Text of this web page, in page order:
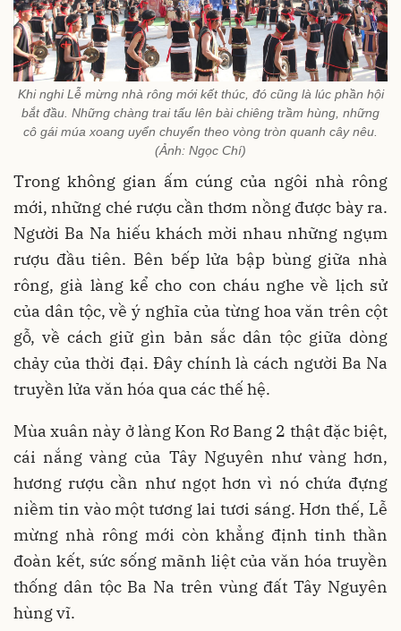
Khi nghi Lễ mừng nhà rông mới kết thúc, đó cũng là lúc phần hội
bắt đầu. Những chàng trai tấu lên bài chiêng trầm hùng, những
cô gái múa xoang uyển chuyển theo vòng tròn quanh cây nêu.
(Ảnh: Ngọc Chí)
Trong không gian ấm cúng của ngôi nhà rông
mới, những ché rượu cần thơm nồng được bày ra.
Người Ba Na hiếu khách mời nhau những ngụm
rượu đầu tiên. Bên bếp lửa bập bùng giữa nhà
rông, già làng kể cho con cháu nghe về lịch sử
của dân tộc, về ý nghĩa của từng hoa văn trên cột
gỗ, về cách giữ gìn bản sắc dân tộc giữa dòng
chảy của thời đại. Đây chính là cách người Ba Na
truyền lửa văn hóa qua các thế hệ.
Mùa xuân này ở làng Kon Rơ Bang 2 thật đặc biệt,
cái nắng vàng của Tây Nguyên như vàng hơn,
hương rượu cần như ngọt hơn vì nó chứa đựng
niềm tin vào một tương lai tươi sáng. Hơn thế, Lễ
mừng nhà rông mới còn khẳng định tinh thần
đoàn kết, sức sống mãnh liệt của văn hóa truyền
thống dân tộc Ba Na trên vùng đất Tây Nguyên
hùng vĩ.